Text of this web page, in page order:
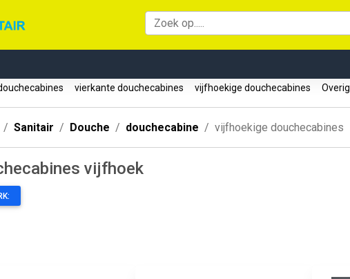
vierkante douchecabines vijfhoekige douchecabines Overig
Sanitair Douche douchecabine vijfhoekige douchecabines
vijfhoek